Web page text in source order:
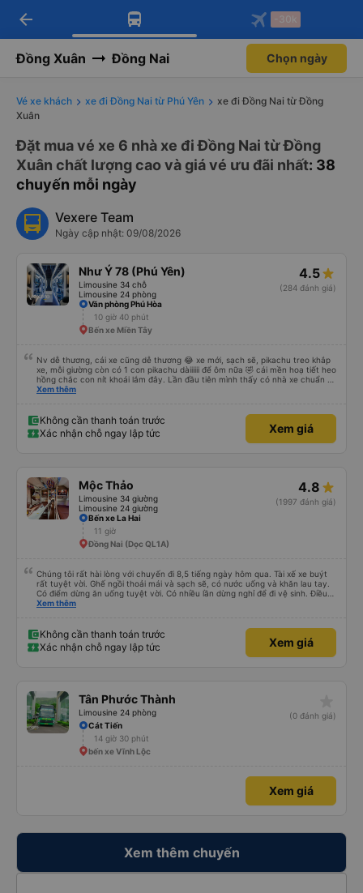
Tải app Vexere ngay!
Nhận ưu đãi thành viên độc
Mở app
Tải app Vexere
-30k/ghế khi đặt vé máy bay qua
Mở app
arrow_back -30k
Đồng Xuân Đồng Nai Chọn ngày
Vé xe khách xe đi Đồng Nai từ Phú Yên
xe đi Đồng Nai từ Đồng
Xuân
Đặt mua vé xe 6 nhà xe đi Đồng Nai từ Đồng
Xuân chất lượng cao và giá vé ưu đãi nhất: 38
chuyến mỗi ngày
Vexere Team
Ngày cập nhật: 09/08/2026
Như Ý 78 (Phú Yên)
Limousine 34 chỗ
Limousine 24 phòng
4.5
(284 đánh giá)
Văn phòng Phú Hòa
10 giờ 40 phút
Bến xe Miền Tây
Nv dễ thương, cái xe cũng dễ thương 😂 xe mới, sạch sẽ, pikachu treo khắp
xe, mỗi giường còn có 1 con pikachu dàiiiiii để ôm nữa 🤣 cái mền hoạ tiết heo
hồng chắc con nít khoái lắm đây. Lần đầu tiên mình thấy có nhà xe chuẩn bị
cả bàn chải đánh răng. Có 2 ông bà cụ lên xe còn được nv dẫn tới tận nơi để
Xem thêm
Không cần thanh toán trước
Xác nhận chỗ ngay lập tức
Xem giá
Mộc Thảo
Limousine 34 giường
Limousine 24 giường
4.8
(1997 đánh giá)
Bến xe La Hai
11 giờ
Đồng Nai (Dọc QL1A)
Chúng tôi rất hài lòng với chuyến đi 8,5 tiếng ngày hôm qua. Tài xế xe buýt
rất tuyệt vời. Ghế ngồi thoải mái và sạch sẽ, có nước uống và khăn lau tay.
Có điểm dừng ăn uống tuyệt vời. Có nhiều lần dừng nghỉ để đi vệ sinh. Điều
duy nhất tôi muốn đề xuất để cải thiện là cho phép thanh toán bằng thẻ
Xem thêm
Không cần thanh toán trước
Xác nhận chỗ ngay lập tức
Xem giá
Tân Phước Thành
Limousine 24 phòng
(0 đánh giá)
Cát Tiến
14 giờ 30 phút
bến xe Vĩnh Lộc
Xem giá
Xem thêm chuyến